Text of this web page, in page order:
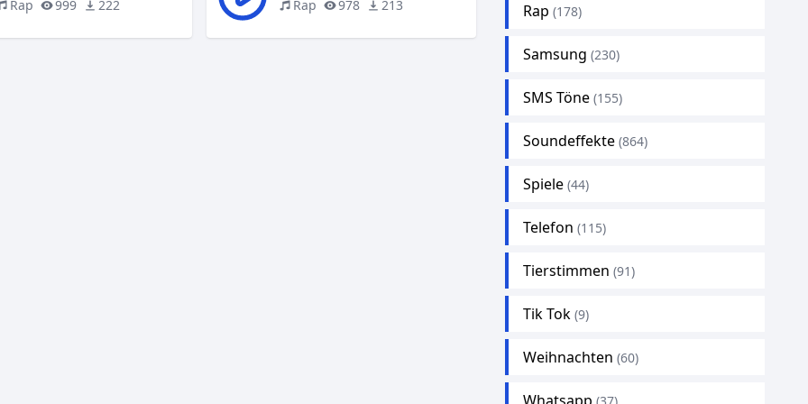
Rap 999 222 Rap 978 213 Rap (178)
Samsung (230)
SMS Töne (155)
Soundeffekte (864)
Spiele (44)
Telefon (115)
Tierstimmen (91)
Tik Tok (9)
Weihnachten (60)